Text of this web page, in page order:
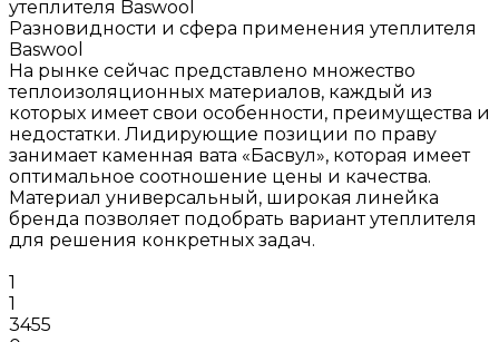
Разновидности и сфера применения утеплителя
Baswool
На рынке сейчас представлено множество
теплоизоляционных материалов, каждый из
которых имеет свои особенности, преимущества и
недостатки. Лидирующие позиции по праву
занимает каменная вата «Басвул», которая имеет
оптимальное соотношение цены и качества.
Материал универсальный, широкая линейка
бренда позволяет подобрать вариант утеплителя
для решения конкретных задач.
1
1
3455